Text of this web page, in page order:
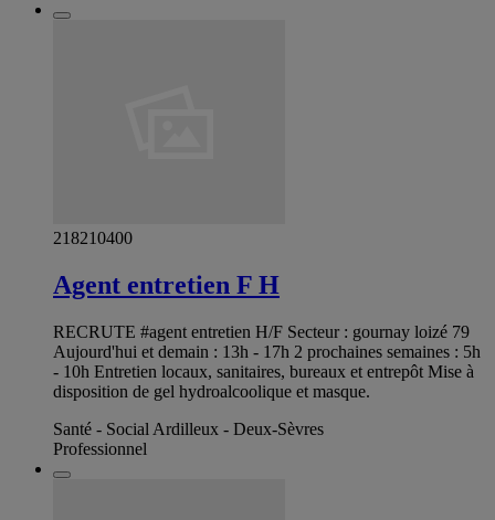
218210400
Agent entretien F H
RECRUTE #agent entretien H/F Secteur : gournay loizé 79
Aujourd'hui et demain : 13h - 17h 2 prochaines semaines : 5h
- 10h Entretien locaux, sanitaires, bureaux et entrepôt Mise à
disposition de gel hydroalcoolique et masque.
Santé - Social Ardilleux - Deux-Sèvres
Professionnel